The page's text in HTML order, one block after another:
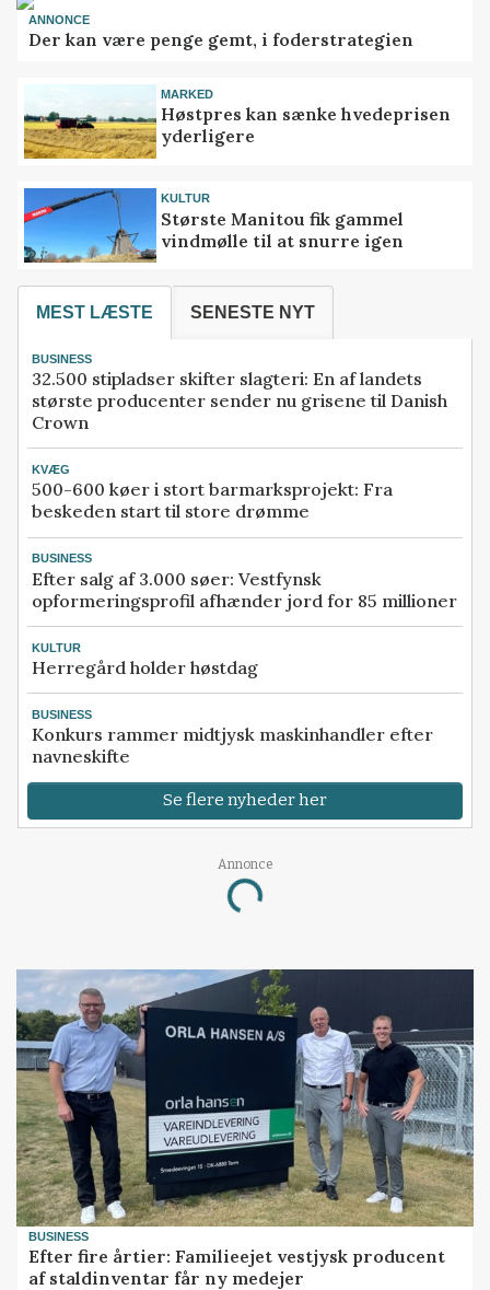
ANNONCE
Der kan være penge gemt, i foderstrategien
MARKED
Høstpres kan sænke hvedeprisen
yderligere
KULTUR
Største Manitou fik gammel
vindmølle til at snurre igen
MEST LÆSTE SENESTE NYT
BUSINESS
32.500 stipladser skifter slagteri: En af landets
største producenter sender nu grisene til Danish
Crown
KVÆG
500-600 køer i stort barmarksprojekt: Fra
beskeden start til store drømme
BUSINESS
Efter salg af 3.000 søer: Vestfynsk
opformeringsprofil afhænder jord for 85 millioner
KULTUR
Herregård holder høstdag
BUSINESS
Konkurs rammer midtjysk maskinhandler efter
navneskifte
Se flere nyheder her
Annonce
Loading...
BUSINESS
Efter fire årtier: Familieejet vestjysk producent
af staldinventar får ny medejer